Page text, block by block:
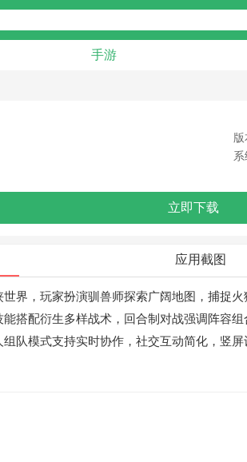
手游
版
系
立即下载
应用截图
界，玩家扮演驯兽师探索广阔地图，捕捉
搭配衍生多样战术，回合制对战强调阵容
队模式支持实时协作，社交互动简化，竖